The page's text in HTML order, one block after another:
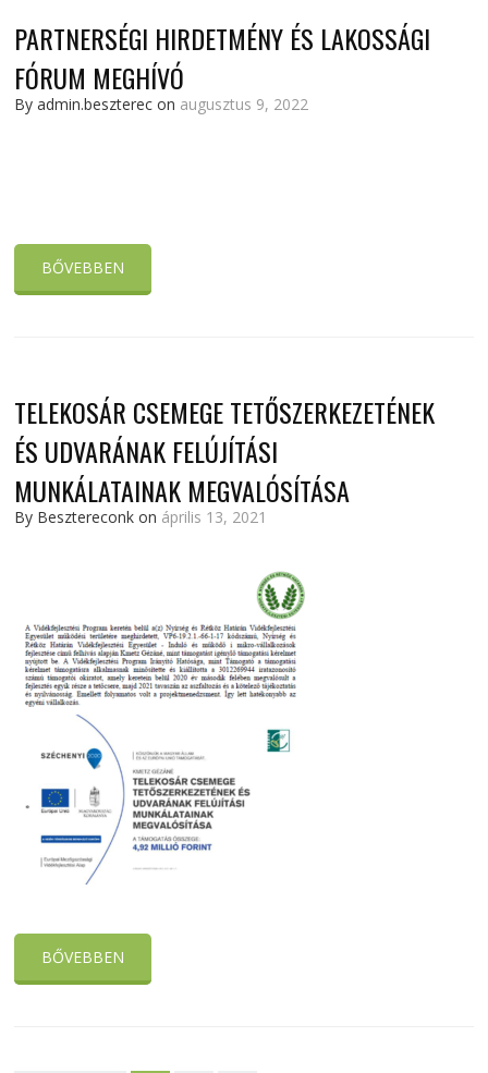
PARTNERSÉGI HIRDETMÉNY ÉS LAKOSSÁGI
FÓRUM MEGHÍVÓ
By admin.beszterec on augusztus 9, 2022
BŐVEBBEN
TELEKOSÁR CSEMEGE TETŐSZERKEZETÉNEK
ÉS UDVARÁNAK FELÚJÍTÁSI
MUNKÁLATAINAK MEGVALÓSÍTÁSA
By Besztereconk on április 13, 2021
BŐVEBBEN